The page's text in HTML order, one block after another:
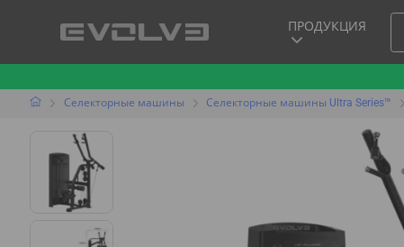
ПРОДУКЦИЯ
Селекторные машины Селекторные машины Ultra Series™